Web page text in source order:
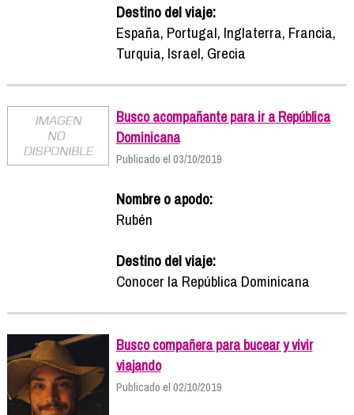
Destino del viaje:
España, Portugal, Inglaterra, Francia,
Turquia, Israel, Grecia
Busco acompañante para ir a República
Dominicana
Publicado el 03/10/2019
Nombre o apodo:
Rubén
Destino del viaje:
Conocer la República Dominicana
Busco compañera para bucear y vivir
viajando
Publicado el 02/10/2019